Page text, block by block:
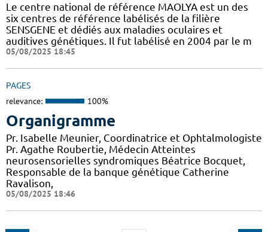
Le centre national de référence MAOLYA est un des
six centres de référence labélisés de la filière
SENSGENE et dédiés aux maladies oculaires et
auditives génétiques. Il fut labélisé en 2004 par le m
05/08/2025 18:45
PAGES
relevance: 100%
Organigramme
Pr. Isabelle Meunier, Coordinatrice et Ophtalmologiste
Pr. Agathe Roubertie, Médecin Atteintes
neurosensorielles syndromiques Béatrice Bocquet,
Responsable de la banque génétique Catherine
Ravalison,
05/08/2025 18:46